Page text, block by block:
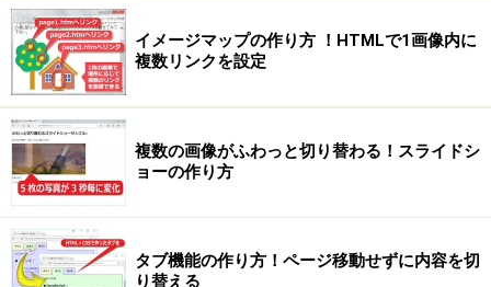
イメージマップの作り方 ！HTMLで1画像内に
複数リンクを設定
複数の画像がふわっと切り替わる！スライドシ
ョーの作り方
タブ機能の作り方！ページ移動せずに内容を切
り替える